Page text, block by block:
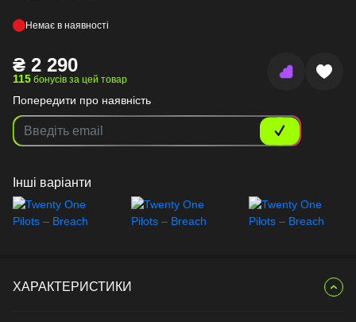
Немає в наявності
₴ 2 290
115 бонусів за цей товар
Попередити про наявність
Інші варіанти
ХАРАКТЕРИСТИКИ